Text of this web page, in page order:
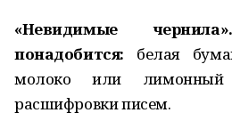
«Невидимые
понадобится: белая
молоко или
расшифровки писем.